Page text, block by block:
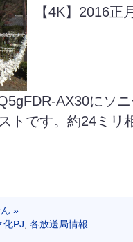
【4K】2016正
AX30にソ
トです。約24ミリ
»
化PJ, 各放送局情報